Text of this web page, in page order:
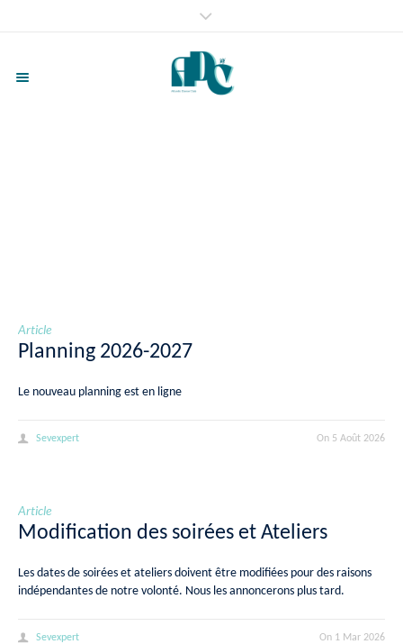
Article
Planning 2026-2027
Le nouveau planning est en ligne
On 5 Août 2026
Sevexpert
Article
Modification des soirées et Ateliers
Les dates de soirées et ateliers doivent être modifiées pour des raisons
indépendantes de notre volonté. Nous les annoncerons plus tard.
On 1 Mar 2026
Sevexpert